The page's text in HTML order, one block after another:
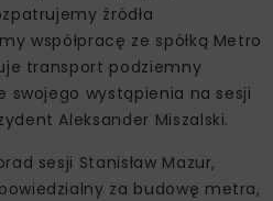
źródła
współpracę ze spółką Metro
transport podziemny
swojego wystąpienia na sesji
Aleksander Miszalski.
sesji Stanisław Mazur,
za budowę metra,